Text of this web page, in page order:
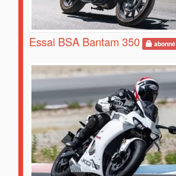
Essai BSA Bantam 350 abonné